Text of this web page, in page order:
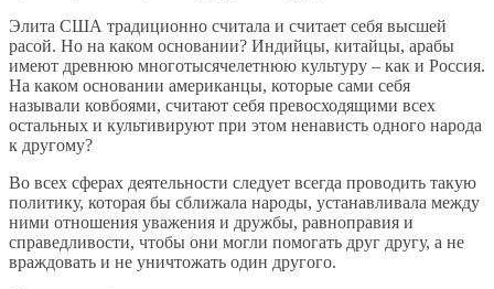
Элита США традиционно считала и считает себя высшей
расой. Но на каком основании? Индийцы, китайцы, арабы
имеют древнюю многотысячелетнюю культуру – как и Россия.
На каком основании американцы, которые сами себя
называли ковбоями, считают себя превосходящими всех
остальных и культивируют при этом ненависть одного народа
к другому?
Во всех сферах деятельности следует всегда проводить такую
политику, которая бы сближала народы, устанавливала между
ними отношения уважения и дружбы, равноправия и
справедливости, чтобы они могли помогать друг другу, а не
враждовать и не уничтожать один другого.